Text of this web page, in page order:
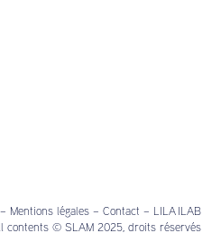
Mentions légales– Contact – LILA ILAB
contents © SLAM 2025, droits réservés